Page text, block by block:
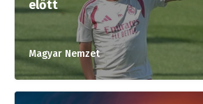
előtt
Magyar Nemzet